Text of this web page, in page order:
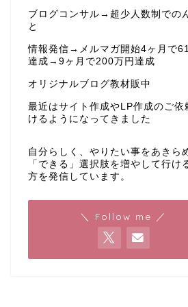
ブログコンサル→超少人数制での
と
情報発信→メルマガ開始4ヶ月で
達成→9ヶ月で200万円達成
オリジナルブログ教材販中
最近はサイト作成やLP作成のご依
けるようになってきました
自分らしく、やりたい事をあきら
「できる」選択肢を増やして行け
方を発信しています。
＼ Follow me ／